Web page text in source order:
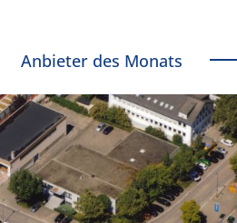
Anbieter des Monats